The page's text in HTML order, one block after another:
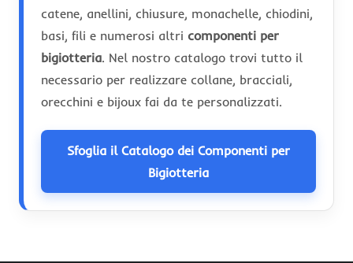
catene, anellini, chiusure, monachelle, chiodini,
basi, fili e numerosi altri componenti per
bigiotteria. Nel nostro catalogo trovi tutto il
necessario per realizzare collane, bracciali,
orecchini e bijoux fai da te personalizzati.
Sfoglia il Catalogo dei Componenti per
Bigiotteria